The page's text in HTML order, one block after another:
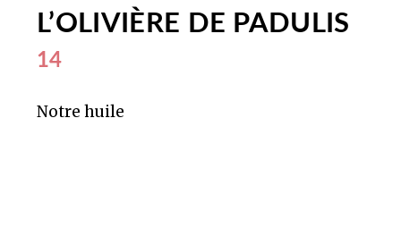
L’OLIVIÈRE DE PADULIS
14
Notre huile